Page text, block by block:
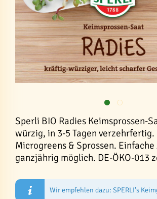
Sperli BIO Radies Keimsprossen-
würzig, in 3-5 Tagen
Microgreens & Sprossen. Einfache
ganzjährig möglich. DE-ÖKO-013
Wir empfehlen dazu: SPERLI's